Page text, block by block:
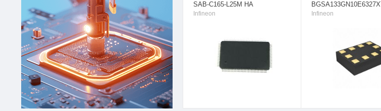
SAB-C165-L25M HA
Infineon Infineon